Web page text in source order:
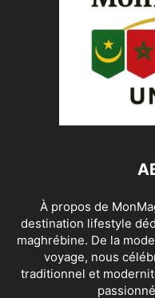
À propos de
destination lifestyle
maghrébine. De la
voyage, nous
traditionnel et